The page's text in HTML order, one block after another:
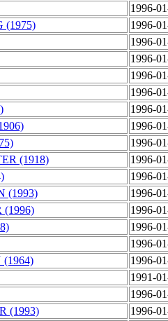
1996-
(1975)
1996-
1996-
1996-
1996-
1996-
1996-
1996-
1996-
(1918)
1996-
1996-
(1993)
1996-
(1996)
1996-
1996-
1996-
1996-
1991-
1996-
(1993)
1996-